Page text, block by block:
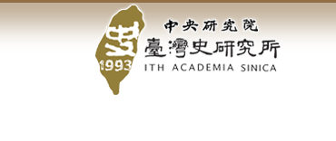
到
中
央
研